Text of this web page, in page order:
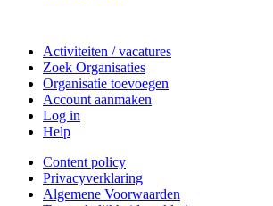
Activiteiten / vacatures
Zoek Organisaties
Organisatie toevoegen
Account aanmaken
Log in
Help
Content policy
Privacyverklaring
Algemene Voorwaarden